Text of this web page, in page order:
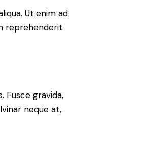
Ut enim ad
reprehenderit.
Fusce gravida,
neque at,